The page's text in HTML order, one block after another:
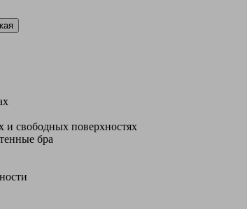
и свободных поверхностях
бра